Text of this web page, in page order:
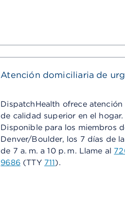
Atención domiciliaria de
DispatchHealth ofrece atención
de calidad superior en el hogar.
Disponible para los miembros
Denver/Boulder, los 7 días de
de 7 a. m. a 10 p. m. Llame al
9686(TTY 711).